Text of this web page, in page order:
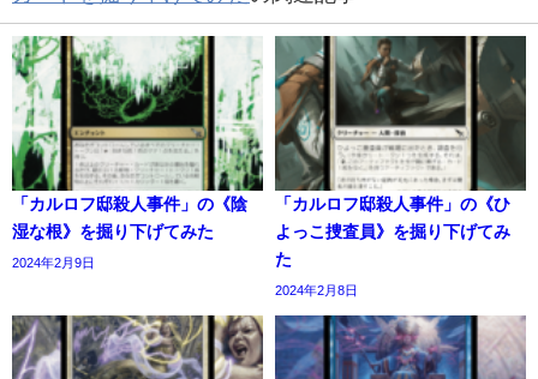
「カルロフ邸殺人事件」の《陰
湿な根》を掘り下げてみた
2024年2月9日
「カルロフ邸殺人事件」の《ひ
よっこ捜査員》を掘り下げてみ
た
2024年2月8日